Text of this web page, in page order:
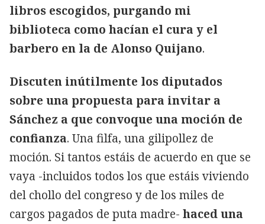
libros escogidos, purgando mi
biblioteca como hacían el cura y el
barbero en la de Alonso Quijano.
Discuten inútilmente los diputados
sobre una propuesta para invitar a
Sánchez a que convoque una moción de
confianza. Una filfa, una gilipollez de
moción. Si tantos estáis de acuerdo en que se
vaya -incluidos todos los que estáis viviendo
del chollo del congreso y de los miles de
cargos pagados de puta madre- haced una